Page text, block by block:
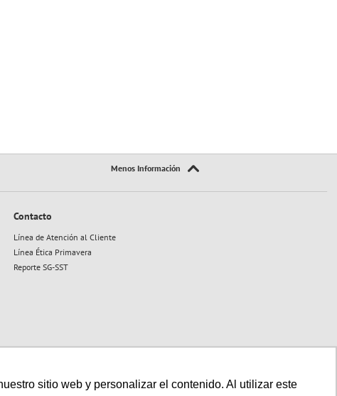
sitio web y personalizar el contenido. Al utilizar este
Contacto
Línea de Atención al Cliente
Línea Ética Primavera
Reporte SG-SST